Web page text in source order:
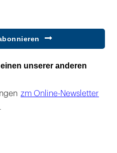
unserer anderen
zm Online-Newsletter
.